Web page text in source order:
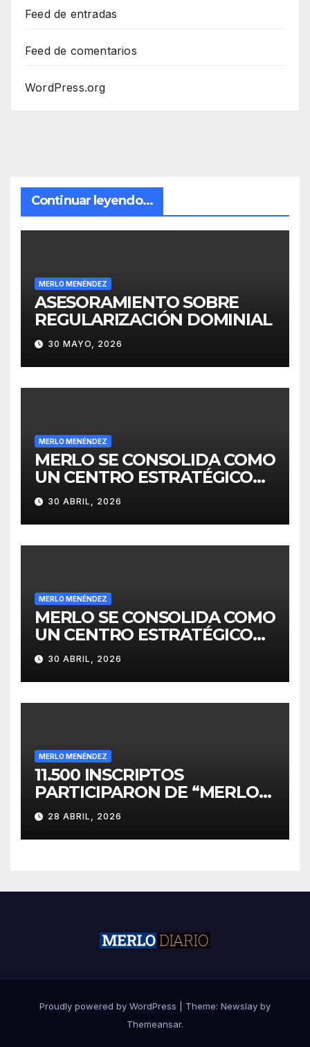
Feed de entradas
Feed de comentarios
WordPress.org
Continuar leyendo...
MERLO MENÉNDEZ
ASESORAMIENTO SOBRE
REGULARIZACIÓN DOMINIAL
30 MAYO, 2026
MERLO MENÉNDEZ
MERLO SE CONSOLIDA COMO
UN CENTRO ESTRATÉGICO
PARA EL DESARROLLO DE
INVERSIONES
30 ABRIL, 2026
MERLO MENÉNDEZ
MERLO SE CONSOLIDA COMO
UN CENTRO ESTRATÉGICO
PARA EL DESARROLLO DE
INVERSIONES
30 ABRIL, 2026
MERLO MENÉNDEZ
11.500 INSCRIPTOS
PARTICIPARON DE “MERLO
CORRE POR MALVINAS”
28 ABRIL, 2026
Proudly powered by WordPress Theme: Newslay by
Themeansar.